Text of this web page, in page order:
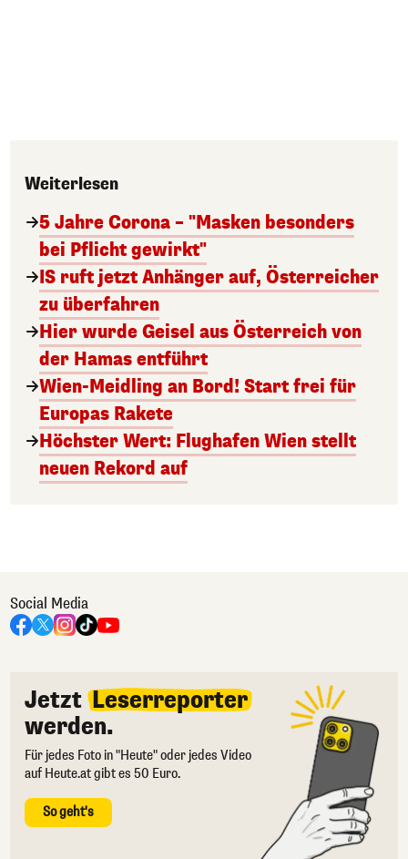
Weiterlesen
5 Jahre Corona – "Masken besonders
bei Pflicht gewirkt"
IS ruft jetzt Anhänger auf, Österreicher
zu überfahren
Hier wurde Geisel aus Österreich von
der Hamas entführt
Wien-Meidling an Bord! Start frei für
Europas Rakete
Höchster Wert: Flughafen Wien stellt
neuen Rekord auf
Social Media
Jetzt Leserreporter
werden.
Für jedes Foto in "Heute" oder jedes Video
auf Heute.at gibt es 50 Euro.
So geht's